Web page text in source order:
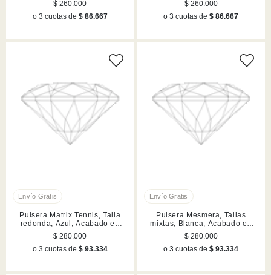
$ 260.000
o 3 cuotas de $ 86.667
rosa
$ 260.000
o 3 cuotas de$ 86.667
Pulsera Matrix Tennis, Talla
redonda, Azul, Acabado en
rodio
$ 280.000
o 3 cuotas de $ 93.334
Pulsera Mesmera, Tallas
mixtas, Blanca, Acabado en
rodio
$ 280.000
o 3 cuotas de$ 93.334